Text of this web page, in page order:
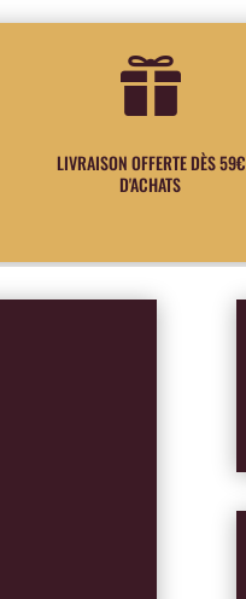

LIVRAISON OFFERTE DÈS 59€
D'ACHATS